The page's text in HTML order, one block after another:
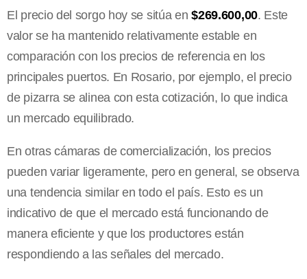
El precio del sorgo hoy se sitúa en$269.600,00. Este
valor se ha mantenido relativamente estable en
comparación con los precios de referencia en los
principales puertos. En Rosario, por ejemplo, el precio
de pizarra se alinea con esta cotización, lo que indica
un mercado equilibrado.
En otras cámaras de comercialización, los precios
pueden variar ligeramente, pero en general, se observa
una tendencia similar en todo el país. Esto es un
indicativo de que el mercado está funcionando de
manera eficiente y que los productores están
respondiendo a las señales del mercado.